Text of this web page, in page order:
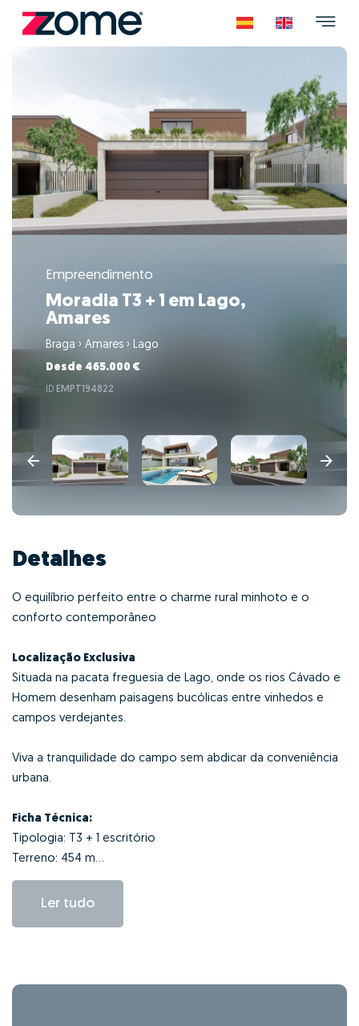
Empreendimento
Moradia T3 + 1 em Lago,
Amares
Braga › Amares › Lago
Desde 465.000 €
ID EMPT194822
Detalhes
O equilíbrio perfeito entre o charme rural minhoto e o
conforto contemporâneo
Localização Exclusiva
Situada na pacata freguesia de Lago, onde os rios Cávado e
Homem desenham paisagens bucólicas entre vinhedos e
campos verdejantes.
Viva a tranquilidade do campo sem abdicar da conveniência
urbana.
Ficha Técnica:
Tipologia: T3 + 1 escritório
Terreno: 454 m...
Ler tudo